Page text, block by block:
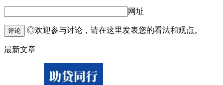
网址
评论 ◎欢迎参与讨论，请在这里发表您的看法和观点。
最新文章